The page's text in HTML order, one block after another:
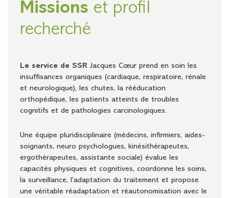
Missions et profil
recherché
Le service de SSR Jacques Cœur prend en soin les
insuffisances organiques (cardiaque, respiratoire, rénale
et neurologique), les chutes, la rééducation
orthopédique, les patients atteints de troubles
cognitifs et de pathologies carcinologiques.
Une équipe pluridisciplinaire (médecins, infirmiers, aides-
soignants, neuro psychologues, kinésithérapeutes,
ergothérapeutes, assistante sociale) évalue les
capacités physiques et cognitives, coordonne les soins,
la surveillance, l’adaptation du traitement et propose
une véritable réadaptation et réautonomisation avec le